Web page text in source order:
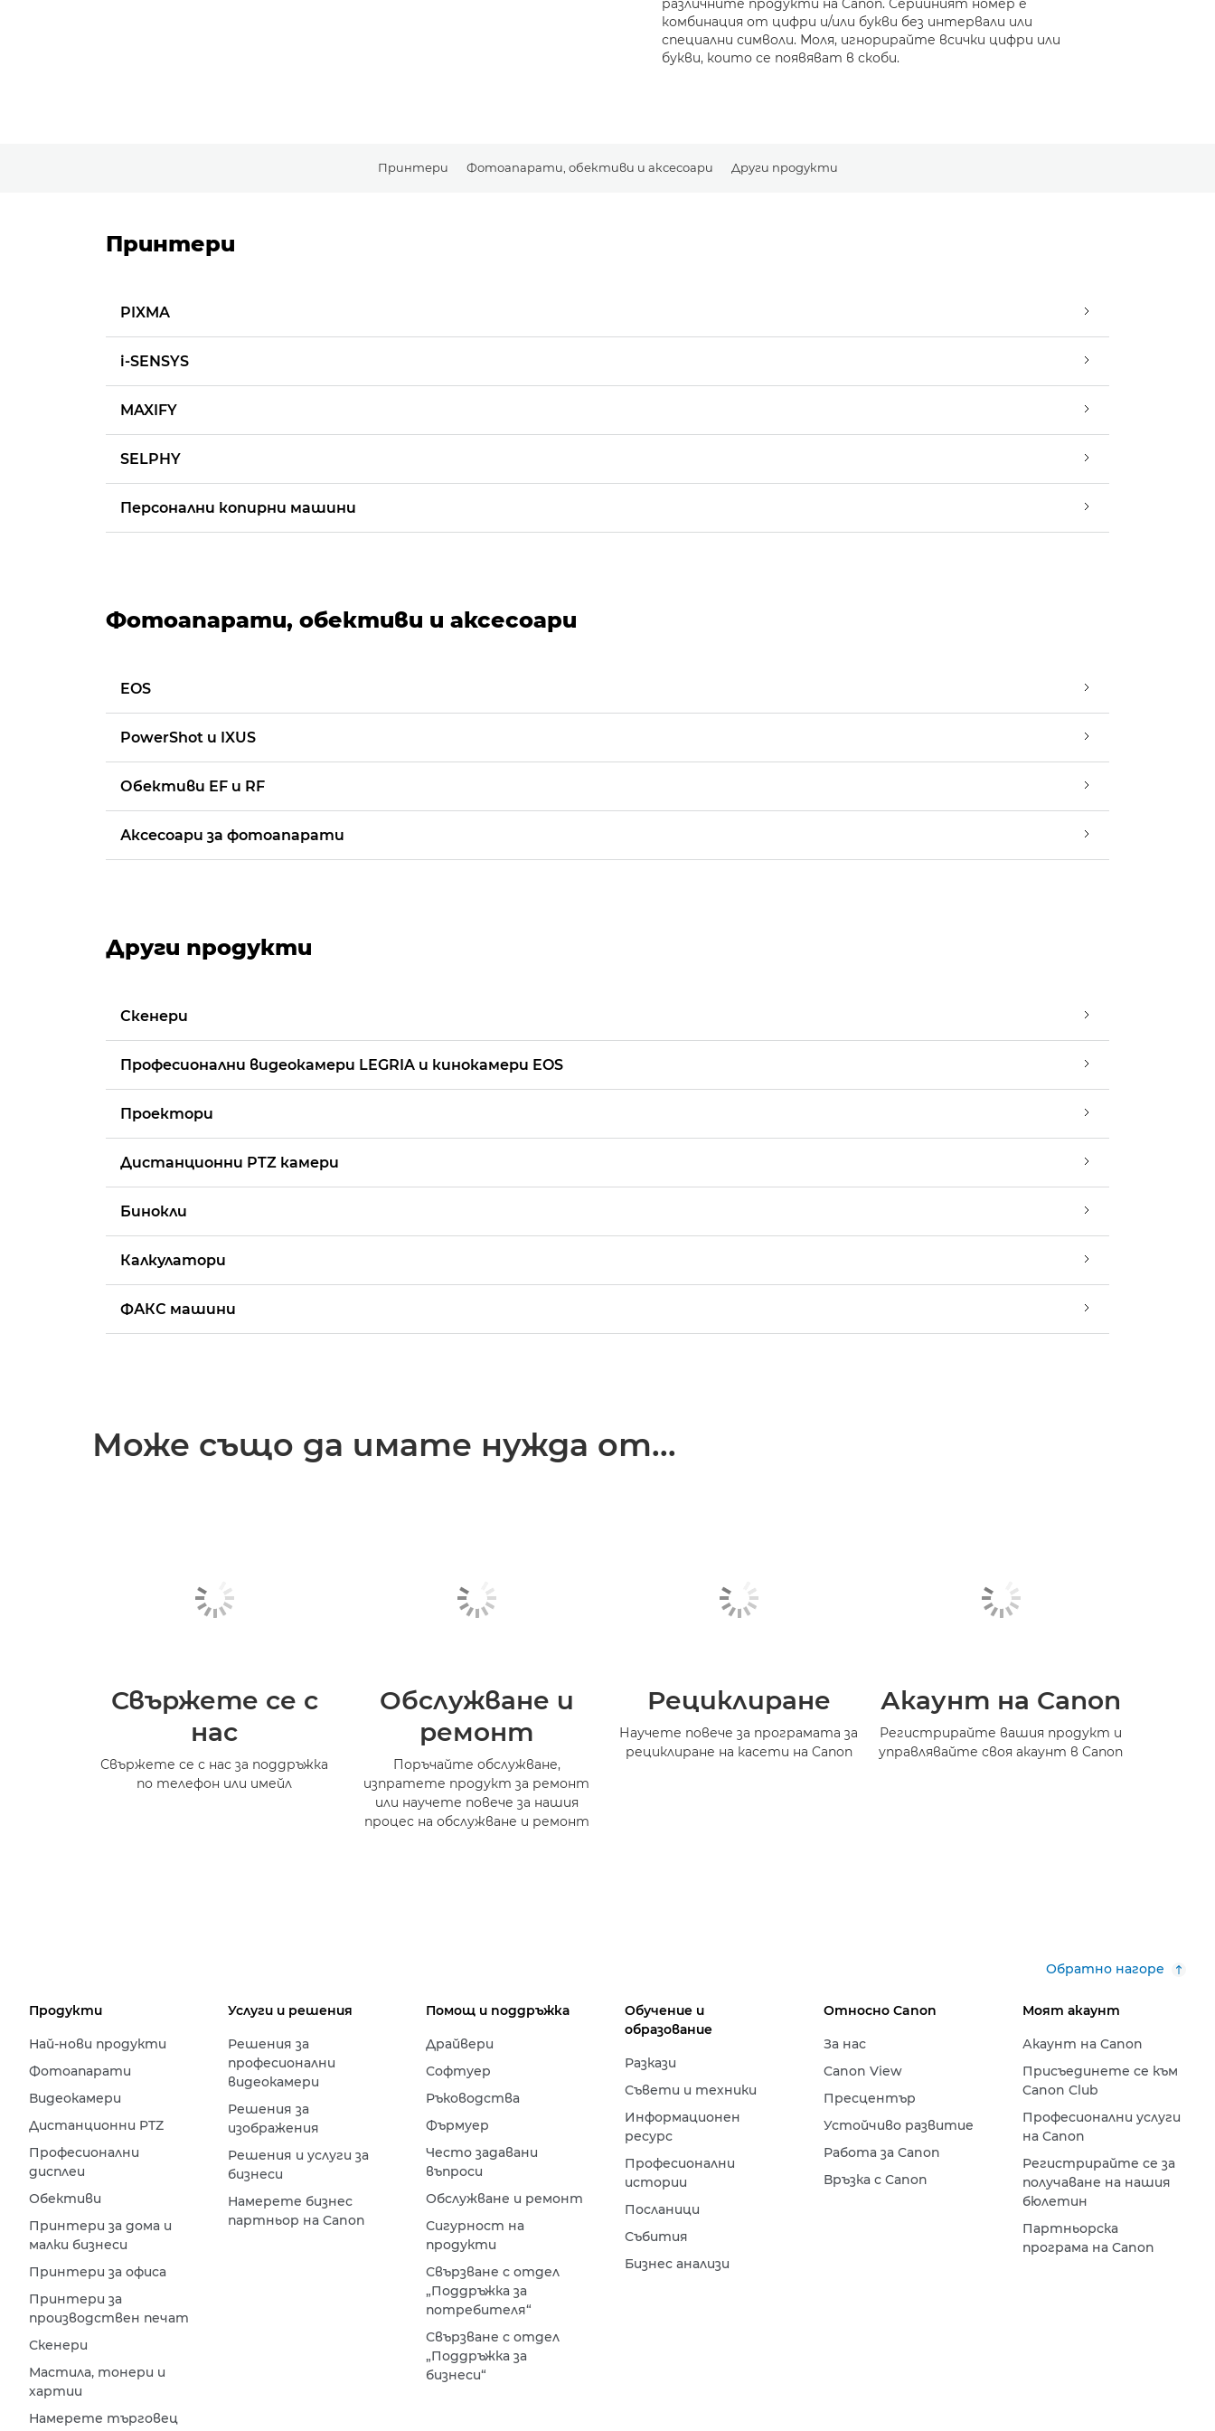
различните продукти на Canon. Серийният номер е
комбинация от цифри и/или букви без интервали или
специални символи. Моля, игнорирайте всички цифри или
букви, които се появяват в скоби.
Принтери Фотоапарати, обективи и аксесоари Други продукти
Принтери
PIXMA
i-SENSYS
MAXIFY
SELPHY
Персонални копирни машини
Фотоапарати, обективи и аксесоари
EOS
PowerShot и IXUS
Обективи EF и RF
Аксесоари за фотоапарати
Други продукти
Скенери
Професионални видеокамери LEGRIA и кинокамери EOS
Проектори
Дистанционни PTZ камери
Бинокли
Калкулатори
ФАКС машини
Може също да имате нужда от...
Свържете се с
нас
Свържете се с нас за поддръжка
по телефон или имейл
Обслужване и
ремонт
Поръчайте обслужване,
изпратете продукт за ремонт
или научете повече за нашия
процес на обслужване и ремонт
Рециклиране
Научете повече за програмата за
рециклиране на касети на Canon
Акаунт на Canon
Регистрирайте вашия продукт и
управлявайте своя акаунт в Canon
Обратно нагоре
Продукти
Най-нови продукти
Фотоапарати
Видеокамери
Дистанционни PTZ
Професионални
дисплеи
Обективи
Принтери за дома и
малки бизнеси
Принтери за офиса
Принтери за
производствен печат
Скенери
Мастила, тонери и
хартии
Намерете търговец
Услуги и решения
Решения за
професионални
видеокамери
Решения за
изображения
Решения и услуги за
бизнеси
Намерете бизнес
партньор на Canon
Помощ и поддръжка
Драйвери
Софтуер
Ръководства
Фърмуер
Често задавани
въпроси
Обслужване и ремонт
Сигурност на
продукти
Свързване с отдел
„Поддръжка за
потребителя“
Свързване с отдел
„Поддръжка за
бизнеси“
Обучение и
образование
Разкази
Съвети и техники
Информационен
ресурс
Професионални
истории
Посланици
Събития
Бизнес анализи
Относно Canon
За нас
Canon View
Пресцентър
Устойчиво развитие
Работа за Canon
Връзка с Canon
Моят акаунт
Акаунт на Canon
Присъединете се към
Canon Club
Професионални услуги
на Canon
Регистрирайте се за
получаване на нашия
бюлетин
Партньорска
програма на Canon